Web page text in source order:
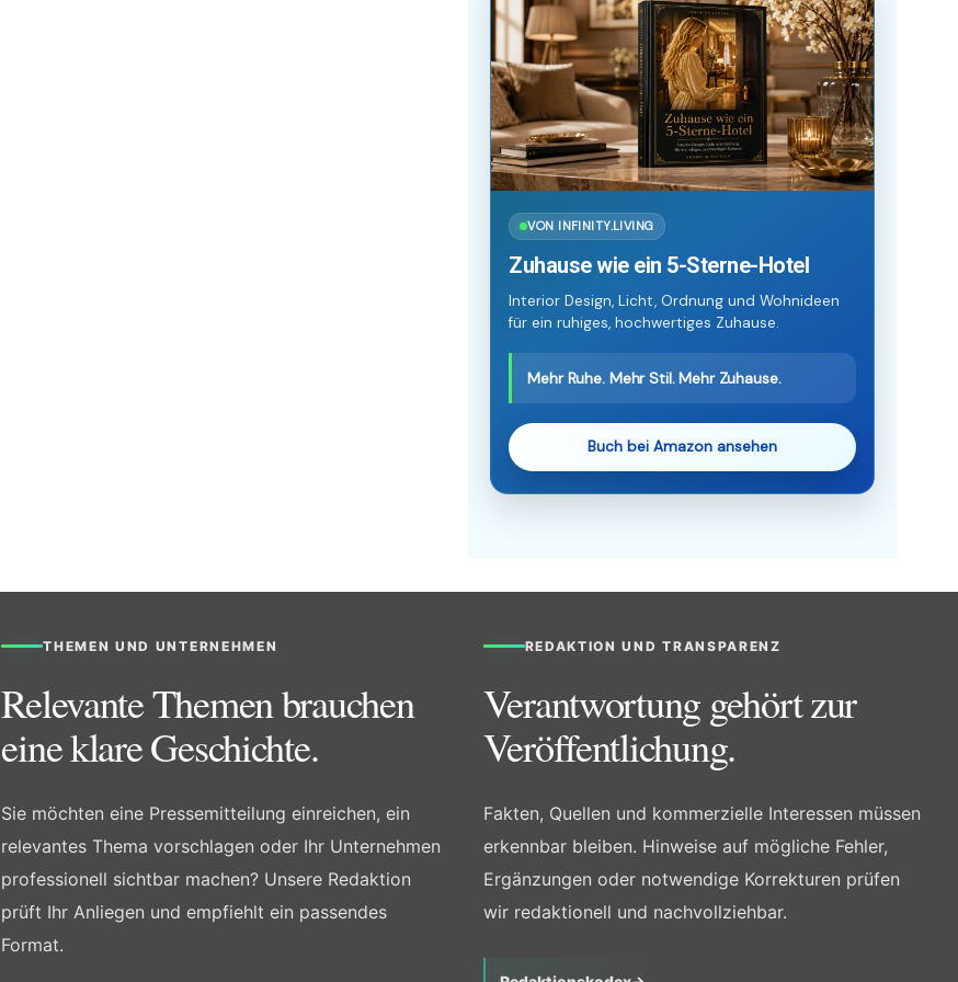
VON INFINITY.LIVING
Zuhause wie ein 5-Sterne-Hotel
Interior Design, Licht, Ordnung und Wohnideen
für ein ruhiges, hochwertiges Zuhause.
Mehr Ruhe. Mehr Stil. Mehr Zuhause.
Buch bei Amazon ansehen
THEMEN UND UNTERNEHMEN
Relevante Themen brauchen
eine klare Geschichte.
Sie möchten eine Pressemitteilung einreichen, ein
relevantes Thema vorschlagen oder Ihr Unternehmen
professionell sichtbar machen? Unsere Redaktion
prüft Ihr Anliegen und empfiehlt ein passendes
Format.
REDAKTION UND TRANSPARENZ
Verantwortung gehört zur
Veröffentlichung.
Fakten, Quellen und kommerzielle Interessen müssen
erkennbar bleiben. Hinweise auf mögliche Fehler,
Ergänzungen oder notwendige Korrekturen prüfen
wir redaktionell und nachvollziehbar.